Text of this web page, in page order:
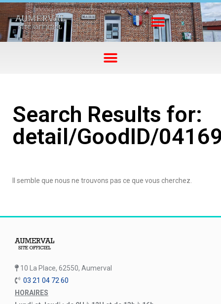
Search Results for:
detail/GoodID/
Il semble que nous ne trouvons pas ce que vous cherchez.
10 La Place, 62550, Aumerval
03 21 04 72 60
HORAIRES